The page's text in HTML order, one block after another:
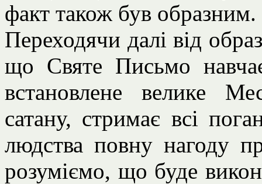
факт також був образним.
Переходячи далі від
що Святе Письмо
встановлене велике
сатану, стримає всі
людства повну нагоду
розуміємо, що буде